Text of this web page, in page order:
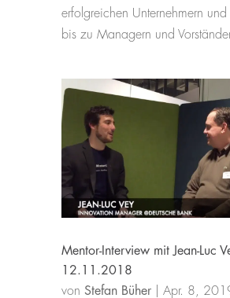
erfolgreichen Unternehmern
bis zu Managern und
Mentor-Interview mit Jean-Luc
12.11.2018
vonStefan Büher |Apr. 8,